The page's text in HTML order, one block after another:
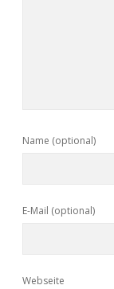
Name (optional)
E-Mail (optional)
Webseite